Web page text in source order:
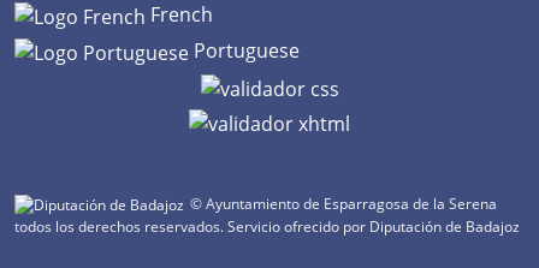
French
Portuguese
© Ayuntamiento de Esparragosa de la Serena
todos los derechos reservados.Servicio ofrecido por Diputación de Badajoz